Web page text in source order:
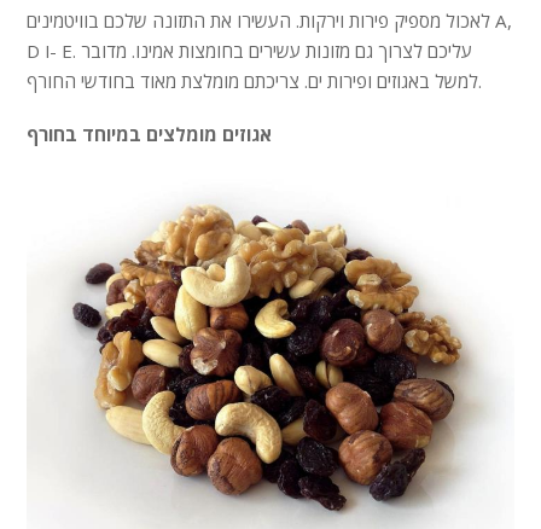
לאכול מספיק פירות וירקות. העשירו את התזונה שלכם בוויטמינים A,
D ו- E. עליכם לצרוך גם מזונות עשירים בחומצות אמינו. מדובר
למשל באגוזים ופירות ים. צריכתם מומלצת מאוד בחודשי החורף.
אגוזים מומלצים במיוחד בחורף